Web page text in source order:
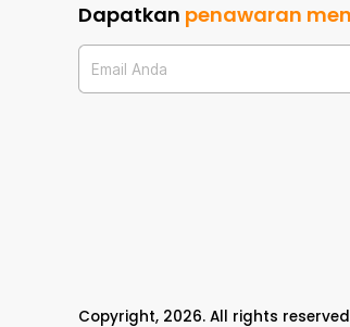
Dapatkan penawaran
Email Anda
Copyright, 2026. All rights reserved